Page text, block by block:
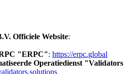
Officiele Website:
"ERPC": https://erpc.global
Operatiedienst "Validators